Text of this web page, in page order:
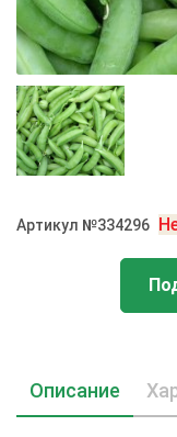
Артикул №334296
Описание